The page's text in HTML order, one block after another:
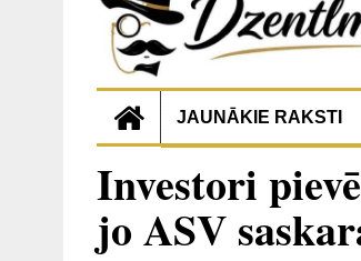
JAUNĀKIE RAKSTI
Investori
jo ASV